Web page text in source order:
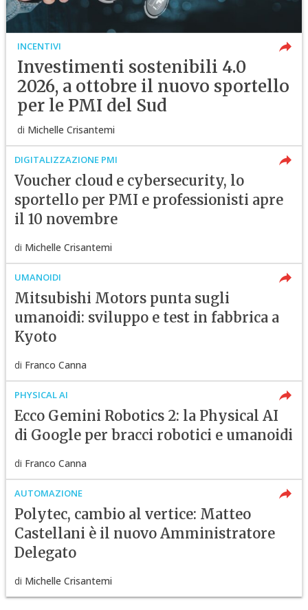
INCENTIVI
Investimenti sostenibili 4.0
2026, a ottobre il nuovo sportello
per le PMI del Sud
di Michelle Crisantemi
DIGITALIZZAZIONE PMI
Voucher cloud e cybersecurity, lo
sportello per PMI e professionisti apre
il 10 novembre
di Michelle Crisantemi
UMANOIDI
Mitsubishi Motors punta sugli
umanoidi: sviluppo e test in fabbrica a
Kyoto
di Franco Canna
PHYSICAL AI
Ecco Gemini Robotics 2: la Physical AI
di Google per bracci robotici e umanoidi
di Franco Canna
AUTOMAZIONE
Polytec, cambio al vertice: Matteo
Castellani è il nuovo Amministratore
Delegato
di Michelle Crisantemi